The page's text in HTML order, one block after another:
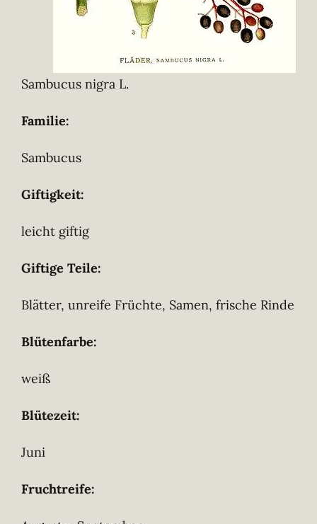
Sambucus nigra L.
Familie:
Sambucus
Giftigkeit:
leicht giftig
Giftige Teile:
Blätter, unreife Früchte, Samen, frische Rinde
Blütenfarbe:
weiß
Blütezeit:
Juni
Fruchtreife: